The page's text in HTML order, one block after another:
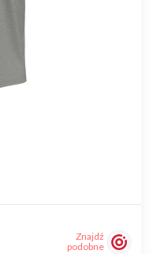
Znajdź
podobne